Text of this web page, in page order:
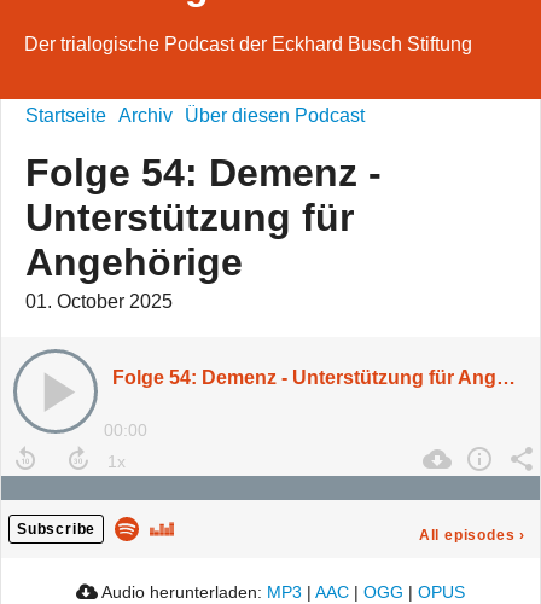
Der trialogische Podcast der Eckhard Busch Stiftung
Startseite Archiv Über diesen Podcast
Folge 54: Demenz -
Unterstützung für
Angehörige
01. October 2025
Folge 54: Demenz - Unterstützung für Angehörige
00:00
Subscribe All episodes ›
Audio herunterladen: MP3 | AAC | OGG | OPUS